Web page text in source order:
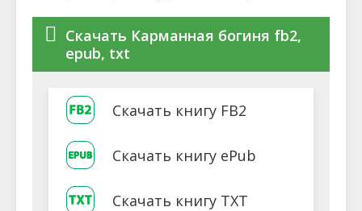
Скачать Карманная богиня fb2,
epub, txt
Скачать книгу FB2
Скачать книгу ePub
Скачать книгу TXT